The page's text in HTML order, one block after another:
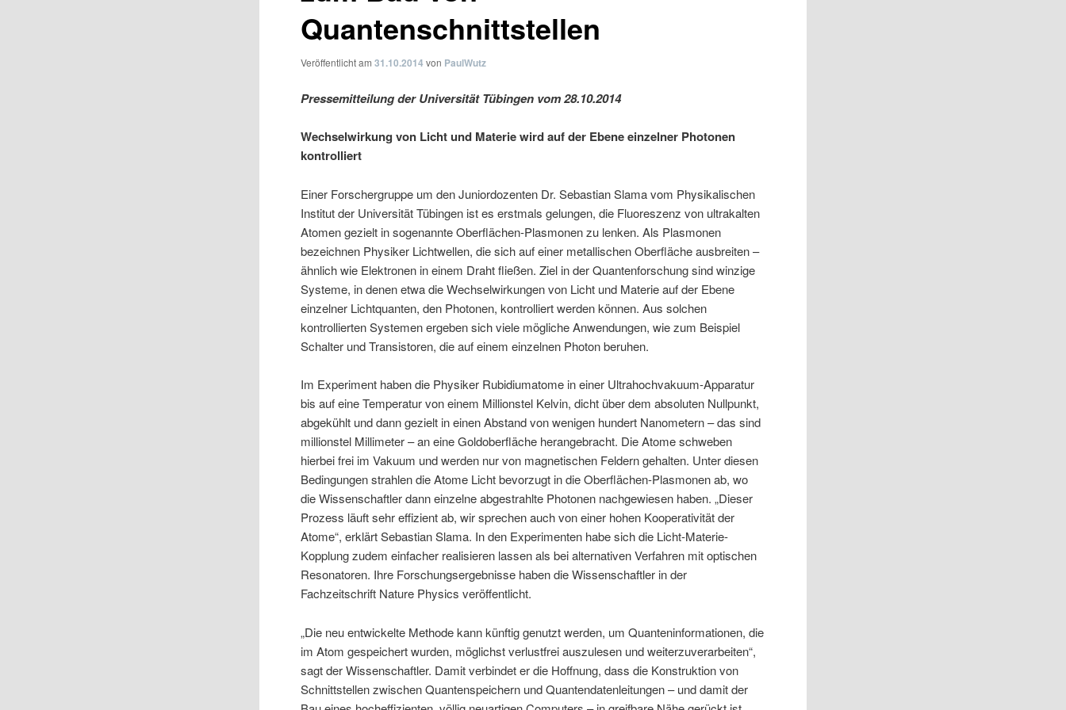
Quantenschnittstellen
Veröffentlicht am31.10.2014 von PaulWutz
Pressemitteilung der Universität Tübingen vom 28.10.2014
Wechselwirkung von Licht und Materie wird auf der Ebene einzelner Photonen
kontrolliert
Einer Forschergruppe um den Juniordozenten Dr. Sebastian Slama vom Physikalischen
Institut der Universität Tübingen ist es erstmals gelungen, die Fluoreszenz von ultrakalten
Atomen gezielt in sogenannte Oberflächen-Plasmonen zu lenken. Als Plasmonen
bezeichnen Physiker Lichtwellen, die sich auf einer metallischen Oberfläche ausbreiten –
ähnlich wie Elektronen in einem Draht fließen. Ziel in der Quantenforschung sind winzige
Systeme, in denen etwa die Wechselwirkungen von Licht und Materie auf der Ebene
einzelner Lichtquanten, den Photonen, kontrolliert werden können. Aus solchen
kontrollierten Systemen ergeben sich viele mögliche Anwendungen, wie zum Beispiel
Schalter und Transistoren, die auf einem einzelnen Photon beruhen.
Im Experiment haben die Physiker Rubidiumatome in einer Ultrahochvakuum-Apparatur
bis auf eine Temperatur von einem Millionstel Kelvin, dicht über dem absoluten Nullpunkt,
abgekühlt und dann gezielt in einen Abstand von wenigen hundert Nanometern – das sind
millionstel Millimeter – an eine Goldoberfläche herangebracht. Die Atome schweben
hierbei frei im Vakuum und werden nur von magnetischen Feldern gehalten. Unter diesen
Bedingungen strahlen die Atome Licht bevorzugt in die Oberflächen-Plasmonen ab, wo
die Wissenschaftler dann einzelne abgestrahlte Photonen nachgewiesen haben. „Dieser
Prozess läuft sehr effizient ab, wir sprechen auch von einer hohen Kooperativität der
Atome“, erklärt Sebastian Slama. In den Experimenten habe sich die Licht-Materie-
Kopplung zudem einfacher realisieren lassen als bei alternativen Verfahren mit optischen
Resonatoren. Ihre Forschungsergebnisse haben die Wissenschaftler in der
Fachzeitschrift Nature Physics veröffentlicht.
„Die neu entwickelte Methode kann künftig genutzt werden, um Quanteninformationen, die
im Atom gespeichert wurden, möglichst verlustfrei auszulesen und weiterzuverarbeiten“,
sagt der Wissenschaftler. Damit verbindet er die Hoffnung, dass die Konstruktion von
Schnittstellen zwischen Quantenspeichern und Quantendatenleitungen – und damit der